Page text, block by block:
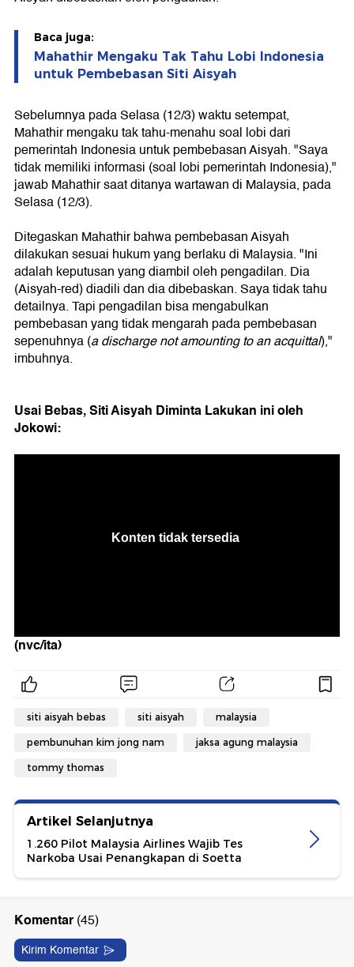
Baca juga:
Mahathir Mengaku Tak Tahu Lobi Indonesia
untuk Pembebasan Siti Aisyah
Sebelumnya pada Selasa (12/3) waktu setempat,
Mahathir mengaku tak tahu-menahu soal lobi dari
pemerintah Indonesia untuk pembebasan Aisyah. "Saya
tidak memiliki informasi (soal lobi pemerintah Indonesia),"
jawab Mahathir saat ditanya wartawan di Malaysia, pada
Selasa (12/3).
Ditegaskan Mahathir bahwa pembebasan Aisyah
dilakukan sesuai hukum yang berlaku di Malaysia. "Ini
adalah keputusan yang diambil oleh pengadilan. Dia
(Aisyah-red) diadili dan dia dibebaskan. Saya tidak tahu
detailnya. Tapi pengadilan bisa mengabulkan
pembebasan yang tidak mengarah pada pembebasan
sepenuhnya (a discharge not amounting to an acquittal),"
imbuhnya.
Usai Bebas, Siti Aisyah Diminta Lakukan ini oleh
Jokowi:
(nvc/ita)
siti aisyah bebas siti aisyah malaysia
pembunuhan kim jong nam jaksa agung malaysia
tommy thomas
Artikel Selanjutnya
1.260 Pilot Malaysia Airlines Wajib Tes
Narkoba Usai Penangkapan di Soetta